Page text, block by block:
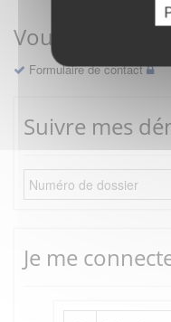
Vous avez une
Formulaire de contact
Suivre mes
Je me